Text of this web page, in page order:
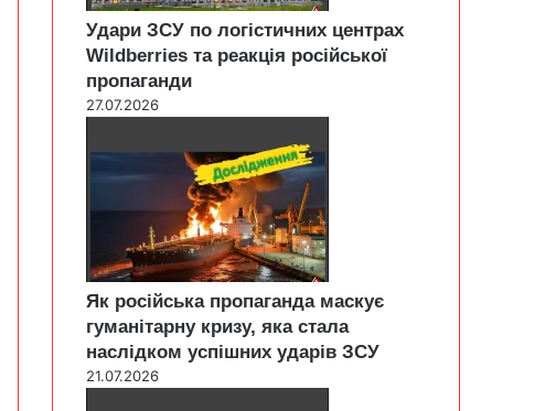
Удари ЗСУ по логістичних центрах
Wildberries та реакція російської
пропаганди
27.07.2026
Як російська пропаганда маскує
гуманітарну кризу, яка стала
наслідком успішних ударів ЗСУ
21.07.2026